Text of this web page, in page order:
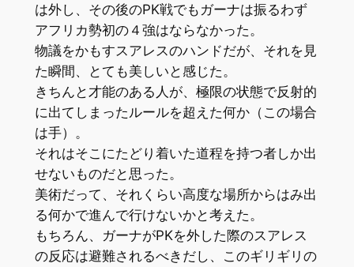
は外し、その後のPK戦でもガーナは振るわず
アフリカ勢初の４強はならなかった。
物議をかもすスアレスのハンドだが、それを見
た瞬間、とても美しいと感じた。
きちんと才能のある人が、極限の状態で反射的
に出てしまったルールを超えた何か（この場合
は手）。
それはそこにたどり着いた道程を持つ者しか出
せないものだと思った。
美術だって、それくらい高度な場所からはみ出
る何かで進んで行けないかと考えた。
もちろん、ガーナがPKを外した際のスアレス
の反応は避難されるべきだし、このギリギリの